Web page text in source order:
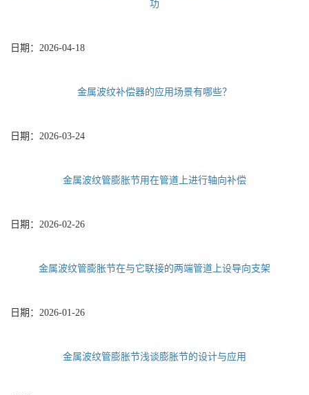
功
日期： 2026-04-18
金属波纹补偿器的应用场景有哪些？
日期： 2026-03-24
金属波纹管膨胀节用在管道上进行轴向补偿
日期： 2026-02-26
金属波纹管膨胀节在与它联接的两端管道上设导向支架
日期： 2026-01-26
金属波纹管膨胀节浅谈膨胀节的设计与应用